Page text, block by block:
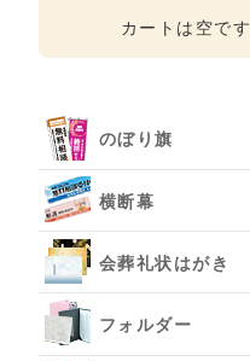
カートは空です
のぼり旗
横断幕
会葬礼状はがき
フォルダー